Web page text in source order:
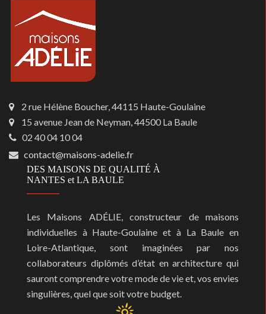
2 rue Hélène Boucher, 44115 Haute-Goulaine
15 avenue Jean de Neyman, 44500 La Baule
02 40 04 10 04
contact@maisons-adelie.fr
DES MAISONS DE QUALITÉ À
NANTES et LA BAULE
Les Maisons ADÉLIE, constructeur de maisons
individuelles à Haute-Goulaine et à La Baule en
Loire-Atlantique, sont imaginées par nos
collaborateurs diplômés d’état en architecture qui
sauront comprendre votre mode de vie et, vos envies
singulières, quel que soit votre budget.